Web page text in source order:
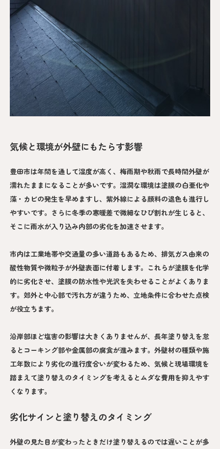
気候と環境が外壁にもたらす影響
豊田市は年間を通して湿度が高く、梅雨期や秋雨で長時間外壁が
濡れたままになることが多いです。湿潤な環境は塗膜の白亜化や
藻・カビの発生を早めますし、紫外線による顔料の退色も進行し
やすいです。さらに冬季の寒暖差で微細なひび割れが生じると、
そこに雨水が入り込み内部の劣化を加速させます。
市内は工業地帯や交通量の多い道路もあるため、排気ガス由来の
酸性物質や微粒子が外壁表面に付着します。これらが塗膜を化学
的に劣化させ、塗膜の防水性や光沢を失わせることがよくありま
す。郊外と中心部で汚れ方が違うため、立地条件に合わせた点検
が役立ちます。
沿岸部ほど塩害の影響は大きくありませんが、長年塗り替えを怠
るとコーキング部や金属部の腐食が進みます。外壁材の種類や施
工年数により劣化の進行度合いが変わるため、気候と現場環境を
踏まえて塗り替えのタイミングを考えるとムダな費用を抑えやす
くなります。
劣化サインと塗り替えのタイミング
外壁の見た目が変わったときだけ塗り替えるのでは遅いことが多